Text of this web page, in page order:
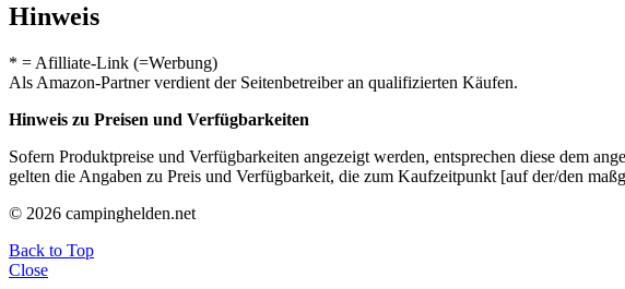
Hinweis
* = Afilliate-Link (=Werbung)
Als Amazon-Partner verdient der Seitenbetreiber an qualifizierten Käufen.
Hinweis zu Preisen und Verfügbarkeiten
Sofern Produktpreise und Verfügbarkeiten angezeigt werden, entsprechen diese dem
gelten die Angaben zu Preis und Verfügbarkeit, die zum Kaufzeitpunkt [auf der/den
© 2026 campinghelden.net
Back to Top
Close